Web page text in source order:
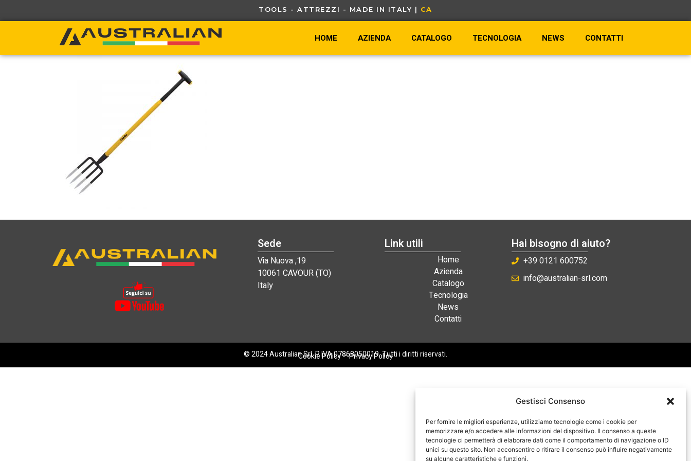
Gestisci Consenso
Per fornire le migliori esperienze, utilizziamo tecnologie come i cookie per
memorizzare e/o accedere alle informazioni del dispositivo. Il consenso a queste
tecnologie ci permetterà di elaborare dati come il comportamento di navigazione o ID
unici su questo sito. Non acconsentire o ritirare il consenso può influire negativamente
su alcune caratteristiche e funzioni.
TOOLS - ATTREZZI - MADE IN ITALY | C AV
HOME AZIENDA CATALOGO TECNOLOGIA NEWS CONTATTI
Sede
Via Nuova ,19
10061 CAVOUR (TO)
Italy
Link utili
Home
Azienda
Catalogo
Tecnologia
News
Contatti
Hai bisogno di aiuto?
+39 0121 600752
info@australian-srl.com
© 2024 Australian Srl. P. IVA 07868050019. Tutti i diritti riservati.
Cookie Policy–Privacy Policy